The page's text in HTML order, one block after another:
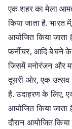
एक शहर का मेला
किया जाता है. भारत
आयोजित किया जाता
फर्नीचर, आदि बेचने के
जिसमें मनोरंजन और
दूसरी ओर, एक उत्सव
है. उदाहरण के लिए,
आयोजित किया जाता
दौरान आयोजित